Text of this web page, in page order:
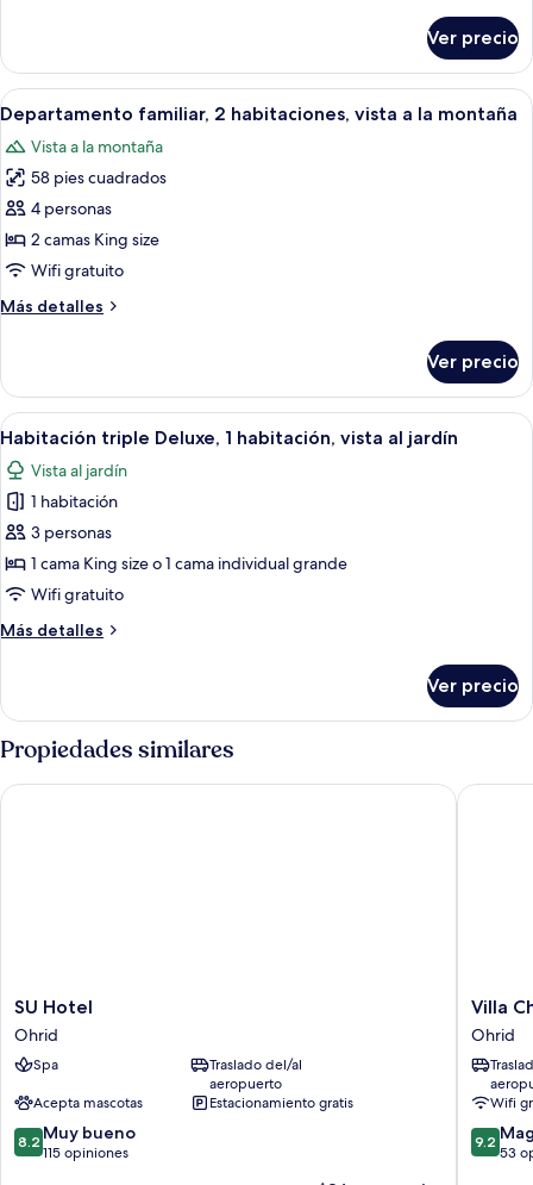
a
la
montaña
cuádruple
Deluxe,
2
habitaciones,
vista
a
la
montaña
Ver precio
Abrir
todas
las
fotos
de
Departamento
familiar,
habitaciones,
la
montaña
Habitación de hotel con techo rojo
8
Departamento familiar, 2 habitaciones, vista a la montaña
Vista a la montaña
58 pies cuadrados
4 personas
2 camas King size
Wifi gratuito
Más detalles
Más
familiar,
habitaciones,
vista
a
la
montaña
Ver precio
Abrir
todas
las
fotos
de
Habitación
triple
1
al
jardín
Un dormitorio con una cama,
16
Habitación triple Deluxe, 1 habitación, vista al jardín
Vista al jardín
1 habitación
3 personas
1 cama King size o 1 cama individual grande
Wifi gratuito
Más detalles
Más
triple
Deluxe,
1
habitación,
vista
Ver precio
Propiedades similares
SU
Hotel
Ohrid
SU Hotel
Ohrid
Spa
Traslado del/al
aeropuerto
Acepta mascotas
Estacionamiento gratis
8.2
de
8.2 Muy bueno
115 opiniones
SU Hotel
Villa
Chingo
Ohrid
Villa
Ohrid
Wifi
9.2
de
9.2
53
Villa